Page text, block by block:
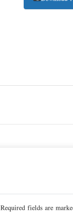
Required fields are